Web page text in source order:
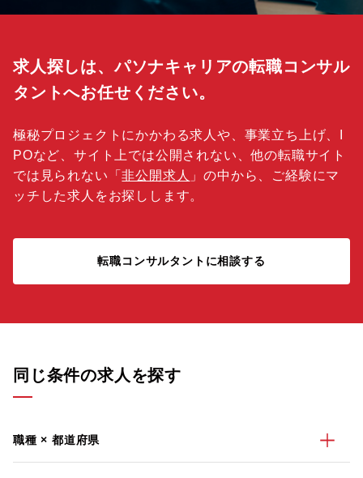
求人探しは、パソナキャリアの転職コンサル
タントへお任せください。
極秘プロジェクトにかかわる求人や、事業立ち上げ、I
POなど、サイト上では公開されない、他の転職サイト
では見られない「非公開求人 」の中から、ご経験にマ
ッチした求人をお探しします。
転職コンサルタントに相談する
同じ条件の求人を探す
職種 × 都道府県